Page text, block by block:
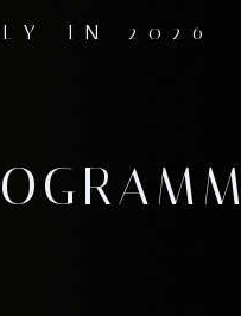
Inhalt
IN 2026